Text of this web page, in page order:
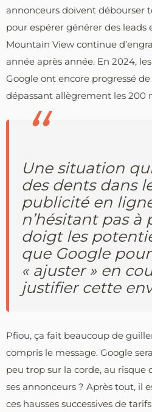
annonceurs doivent débourser
pour espérer générer des leads
Mountain View continue
année après année. En 2024,
Google ont encore progressé de
dépassant allègrement les 200
Une situation
des dents dans
publicité en
n’hésitant pas à
doigt les
que Google
« ajuster » en
justifier cette
Pfiou, ça fait beaucoup de
compris le message. Google
peu trop sur la corde, au
ses annonceurs ? Après tout, il
ces hausses successives de